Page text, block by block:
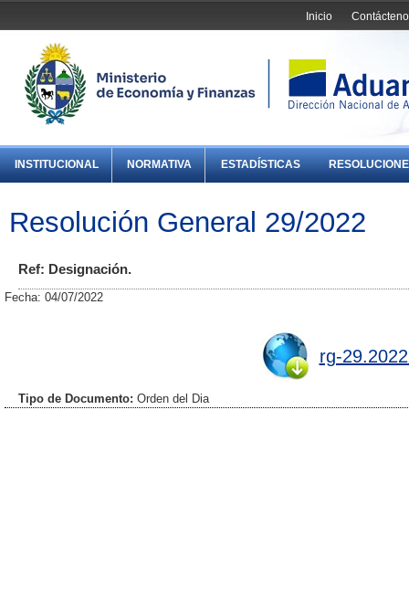
Inicio
INSTITUCIONAL NORMATIVA ESTADÍSTICAS
Resolución General 29/2022
Ref: Designación.
Fecha: 04/07/2022
rg-
Tipo de Documento: Orden del Dia